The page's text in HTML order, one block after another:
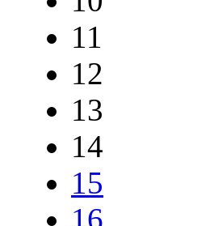
11
12
13
14
15
16